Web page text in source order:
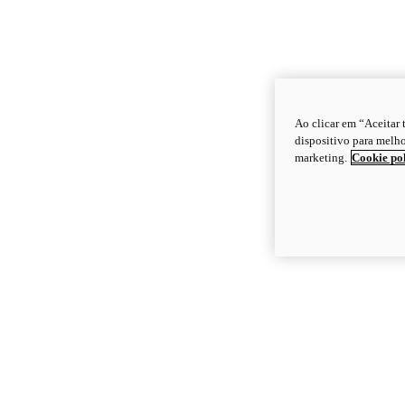
Ao clicar em “Aceitar
dispositivo para
marketing. Cookie